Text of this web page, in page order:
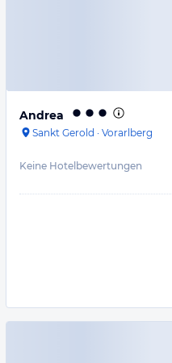
Andrea
Sankt Gerold · Vorarlberg
Keine Hotelbewertungen